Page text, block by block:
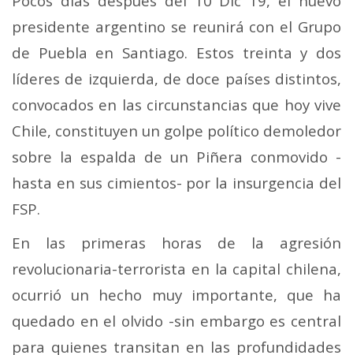
presidente argentino se reunirá con el Grupo
de Puebla en Santiago. Estos treinta y dos
líderes de izquierda, de doce países distintos,
convocados en las circunstancias que hoy vive
Chile, constituyen un golpe político demoledor
sobre la espalda de un Piñera conmovido -
hasta en sus cimientos- por la insurgencia del
FSP.
En las primeras horas de la agresión
revolucionaria-terrorista en la capital chilena,
ocurrió un hecho muy importante, que ha
quedado en el olvido -sin embargo es central
para quienes transitan en las profundidades